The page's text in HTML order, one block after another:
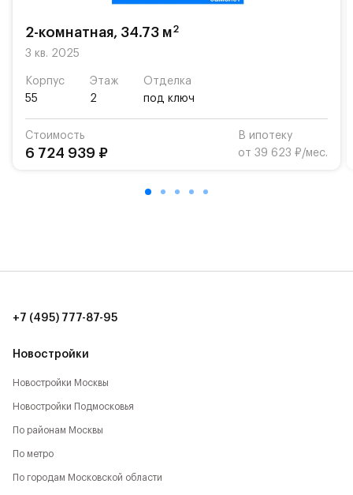
Для автомобилистов — закрытые озеленённые
парковки.
Территория квартала приватная, въезд
осуществляется по пропускам.#yan19-2r1521122#
2-комнатная, 34.73 м2
3 кв. 2025
Корпус
55
Этаж
2
Отделка
под ключ
Стоимость
6 724 939 ₽
В ипотеку
от 39 623 ₽/мес.
Новостройки
Новостройки Москвы
Новостройки Подмосковья
По районам Москвы
По метро
По городам Московской области
+7 (495) 777-87-95